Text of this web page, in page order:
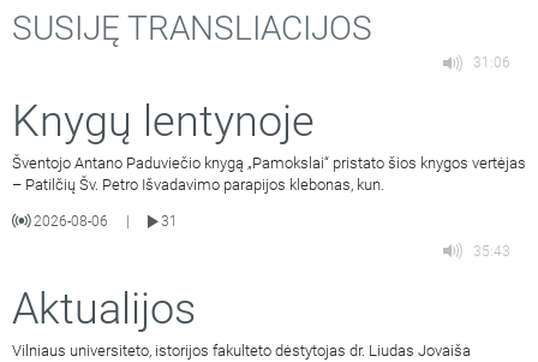
SUSIJĘ TRANSLIACIJOS
31:06
Knygų lentynoje
Šventojo Antano Paduviečio knygą „Pamokslai“ pristato šios knygos vertėjas
– Patilčių Šv. Petro Išvadavimo parapijos klebonas, kun.
2026-08-06
31
35:43
Aktualijos
Vilniaus universiteto, istorijos fakulteto dėstytojas dr. Liudas Jovaiša